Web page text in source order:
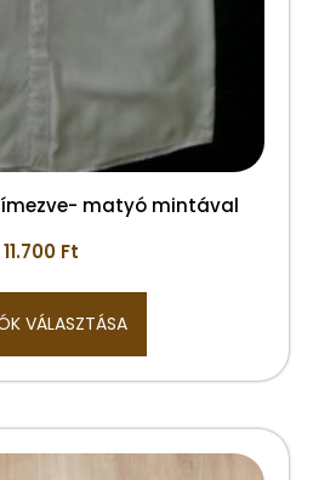
matyó mintával
11.700 Ft
VÁLASZTÁSA